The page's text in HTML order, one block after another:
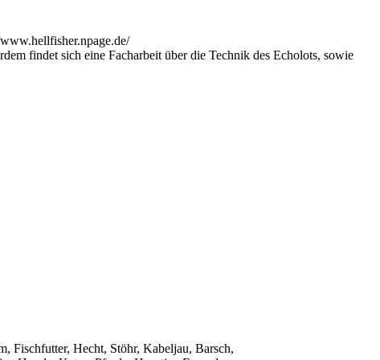
findet sich eine Facharbeit über die Technik des Echolots, sowie
Fischfutter, Hecht, Stöhr, Kabeljau, Barsch,